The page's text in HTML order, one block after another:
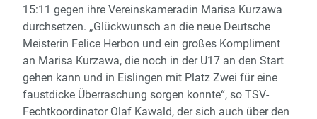
15:11 gegen ihre Vereinskameradin Marisa Kurzawa
durchsetzen. „Glückwunsch an die neue Deutsche
Meisterin Felice Herbon und ein großes Kompliment
an Marisa Kurzawa, die noch in der U17 an den Start
gehen kann und in Eislingen mit Platz Zwei für eine
faustdicke Überraschung sorgen konnte“, so TSV-
Fechtkoordinator Olaf Kawald, der sich auch über den